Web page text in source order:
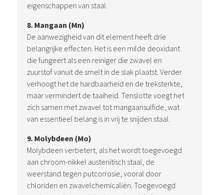
eigenschappen van staal.
8. Mangaan (Mn)
De aanwezigheid van dit element heeft drie
belangrijke effecten. Het is een milde deoxidant
die fungeert als een reiniger die zwavel en
zuurstof vanuit de smelt in de slak plaatst. Verder
verhoogt het de hardbaarheid en de treksterkte,
maar vermindert de taaiheid. Tenslotte voegt het
zich samen met zwavel tot mangaansulfide, wat
van essentieel belang is in vrij te snijden staal.
9. Molybdeen (Mo)
Molybdeen verbetert, als het wordt toegevoegd
aan chroom-nikkel austenitisch staal, de
weerstand tegen putcorrosie, vooral door
chloriden en zwavelchemicaliën. Toegevoegd